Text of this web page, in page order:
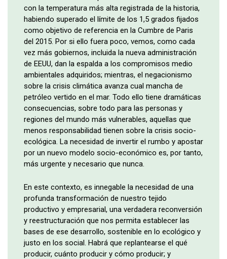
con la temperatura más alta registrada de la historia,
habiendo superado el límite de los 1,5 grados fijados
como objetivo de referencia en la Cumbre de Paris
del 2015. Por si ello fuera poco, vemos, como cada
vez más gobiernos, incluida la nueva administración
de EEUU, dan la espalda a los compromisos medio
ambientales adquiridos; mientras, el negacionismo
sobre la crisis climática avanza cual mancha de
petróleo vertido en el mar. Todo ello tiene dramáticas
consecuencias, sobre todo para las personas y
regiones del mundo más vulnerables, aquellas que
menos responsabilidad tienen sobre la crisis socio-
ecológica. La necesidad de invertir el rumbo y apostar
por un nuevo modelo socio-económico es, por tanto,
más urgente y necesario que nunca.
En este contexto, es innegable la necesidad de una
profunda transformación de nuestro tejido
productivo y empresarial, una verdadera reconversión
y reestructuración que nos permita establecer las
bases de ese desarrollo, sostenible en lo ecológico y
justo en los social. Habrá que replantearse el qué
producir, cuánto producir y cómo producir; y